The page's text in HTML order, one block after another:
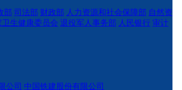
部 司法部 财政部 人力资源和社会保障部 自然资
卫生健康委员会 退役军人事务部 人民银行 审计
公司 中国铁建股份有限公司